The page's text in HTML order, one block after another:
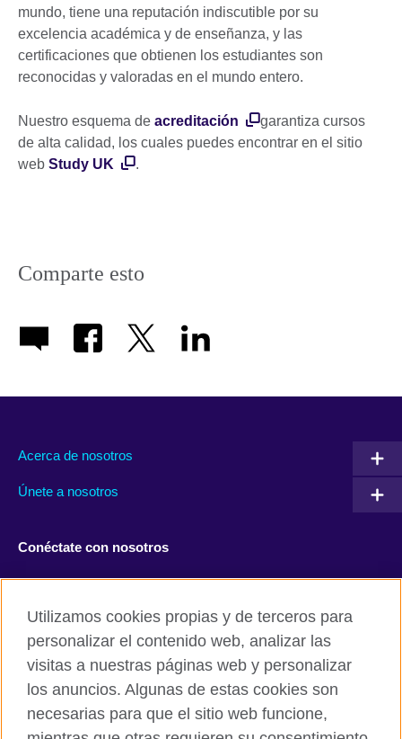
mundo, tiene una reputación indiscutible por su
excelencia académica y de enseñanza, y las
certificaciones que obtienen los estudiantes son
reconocidas y valoradas en el mundo entero.
Nuestro esquema de acreditación
garantiza cursos
de alta calidad, los cuales puedes encontrar en el sitio
web Study UK .
Comparte esto
Acerca de nosotros
Únete a nosotros
Conéctate con nosotros
British Council global
Utilizamos cookies propias y de terceros para
personalizar el contenido web, analizar las
visitas a nuestras páginas web y personalizar
los anuncios. Algunas de estas cookies son
necesarias para que el sitio web funcione,